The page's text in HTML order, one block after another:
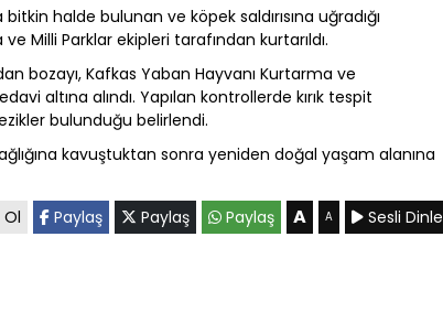
bitkin halde bulunan ve köpek saldırısına uğradığı
Milli Parklar ekipleri tarafından kurtarıldı.
bozayı, Kafkas Yaban Hayvanı Kurtarma ve
altına alındı. Yapılan kontrollerde kırık tespit
bulunduğu belirlendi.
kavuştuktan sonra yeniden doğal yaşam alanına
Paylaş Paylaş Paylaş A A Sesli Dinle